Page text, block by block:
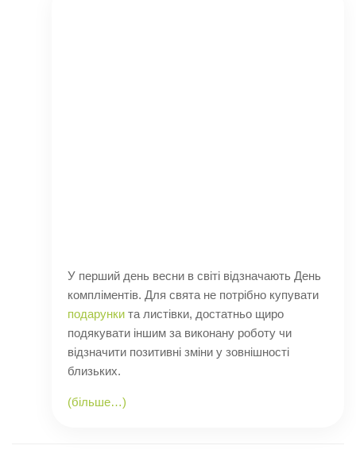
У перший день весни в світі відзначають День
компліментів. Для свята не потрібно купувати
подарунки та листівки, достатньо щиро
подякувати іншим за виконану роботу чи
відзначити позитивні зміни у зовнішності
близьких.
(більше…)